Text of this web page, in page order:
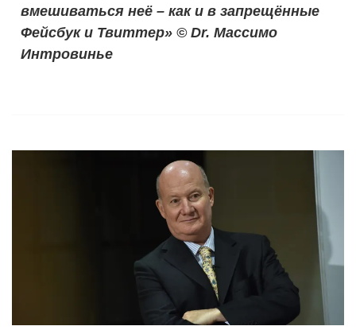
вмешиваться неё – как и в запрещённые
Фейсбук и Твиттер»©️ Dr. Массимо
Интровинье